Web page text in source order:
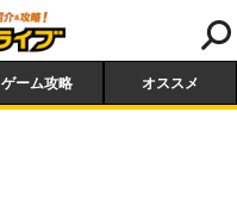
ゲーム攻略 オススメ